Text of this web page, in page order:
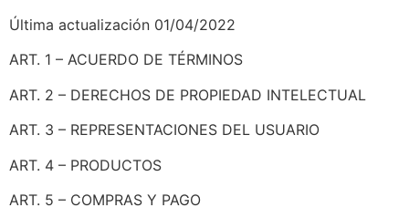
Última actualización 01/04/2022
ART. 1 – ACUERDO DE TÉRMINOS
ART. 2 – DERECHOS DE PROPIEDAD INTELECTUAL
ART. 3 – REPRESENTACIONES DEL USUARIO
ART. 4 – PRODUCTOS
ART. 5 – COMPRAS Y PAGO